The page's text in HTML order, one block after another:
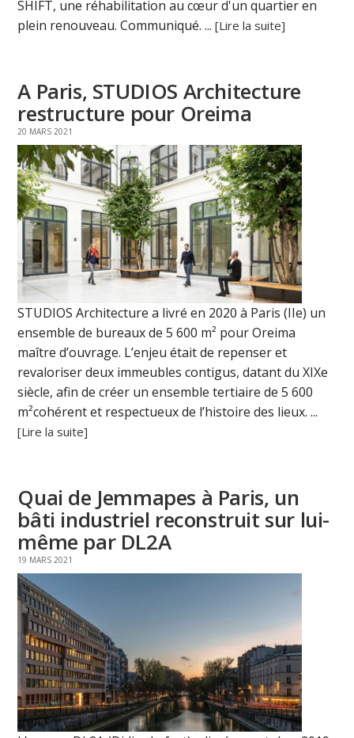
SHIFT, une réhabilitation au cœur d'un quartier en
plein renouveau. Communiqué. ...[Lire la suite]
A Paris, STUDIOS Architecture
restructure pour Oreima
20 MARS 2021
STUDIOS Architecture a livré en 2020 à Paris (IIe) un
ensemble de bureaux de 5 600 m² pour Oreima
maître d’ouvrage. L’enjeu était de repenser et
revaloriser deux immeubles contigus, datant du XIXe
siècle, afin de créer un ensemble tertiaire de 5 600
m²cohérent et respectueux de l’histoire des lieux. ...
[Lire la suite]
Quai de Jemmapes à Paris, un
bâti industriel reconstruit sur lui-
même par DL2A
19 MARS 2021